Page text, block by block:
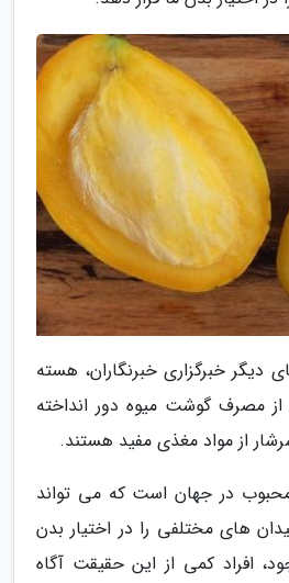
دیگر خبرگزاری خبرنگاران، هسته
مصرف گوشت میوه دور انداخته
از مواد مغذی مفید هستند.
در جهان است که می تواند
های مختلفی را در اختیار بدن
افراد کمی از این حقیقت آگاه